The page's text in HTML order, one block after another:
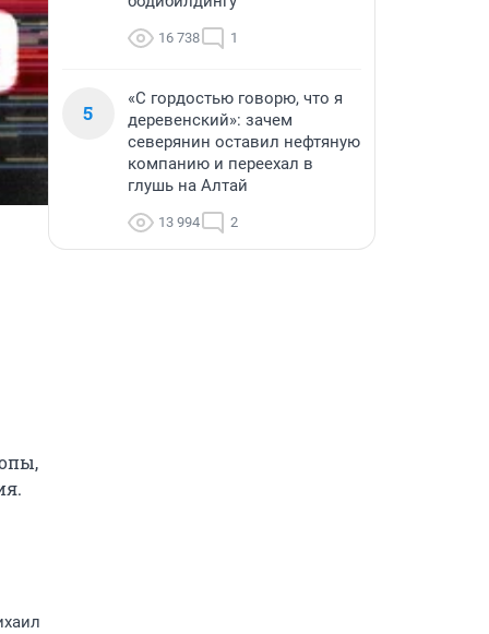
16 738 1
5
«С гордостью говорю, что я
деревенский»: зачем
северянин оставил нефтяную
компанию и переехал в
глушь на Алтай
13 994 2